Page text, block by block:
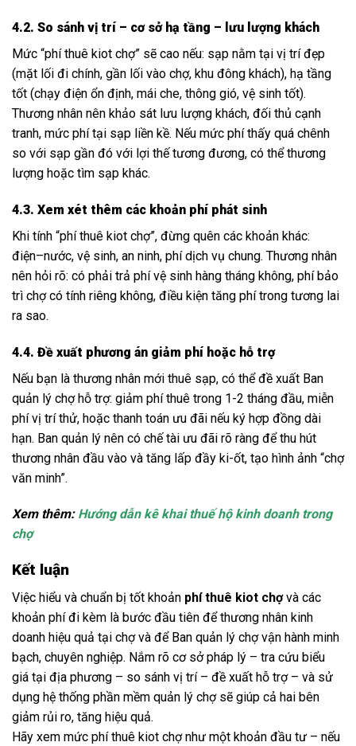
4.2. So sánh vị trí – cơ sở hạ tầng – lưu lượng khách
Mức “phí thuê kiot chợ” sẽ cao nếu: sạp nằm tại vị trí đẹp
(mặt lối đi chính, gần lối vào chợ, khu đông khách), hạ tầng
tốt (chạy điện ổn định, mái che, thông gió, vệ sinh tốt).
Thương nhân nên khảo sát lưu lượng khách, đối thủ cạnh
tranh, mức phí tại sạp liền kề. Nếu mức phí thấy quá chênh
so với sạp gần đó với lợi thế tương đương, có thể thương
lượng hoặc tìm sạp khác.
4.3. Xem xét thêm các khoản phí phát sinh
Khi tính “phí thuê kiot chợ”, đừng quên các khoản khác:
điện–nước, vệ sinh, an ninh, phí dịch vụ chung. Thương nhân
nên hỏi rõ: có phải trả phí vệ sinh hàng tháng không, phí bảo
trì chợ có tính riêng không, điều kiện tăng phí trong tương lai
ra sao.
4.4. Đề xuất phương án giảm phí hoặc hỗ trợ
Nếu bạn là thương nhân mới thuê sạp, có thể đề xuất Ban
quản lý chợ hỗ trợ: giảm phí thuê trong 1-2 tháng đầu, miễn
phí vị trí thử, hoặc thanh toán ưu đãi nếu ký hợp đồng dài
hạn. Ban quản lý nên có chế tài ưu đãi rõ ràng để thu hút
thương nhân đầu vào và tăng lấp đầy ki-ốt, tạo hình ảnh “chợ
văn minh”.
Xem thêm: Hướng dẫn kê khai thuế hộ kinh doanh trong
chợ
Kết luận
Việc hiểu và chuẩn bị tốt khoản phí thuê kiot chợvà các
khoản phí đi kèm là bước đầu tiên để thương nhân kinh
doanh hiệu quả tại chợ và để Ban quản lý chợ vận hành minh
bạch, chuyên nghiệp. Nắm rõ cơ sở pháp lý – tra cứu biểu
giá tại địa phương – so sánh vị trí – đề xuất hỗ trợ – và sử
dụng hệ thống phần mềm quản lý chợ sẽ giúp cả hai bên
giảm rủi ro, tăng hiệu quả.
Hãy xem mức phí thuê kiot chợ như một khoản đầu tư – nếu